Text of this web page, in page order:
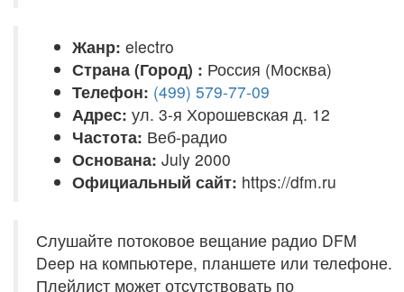
Жанр: electro
Страна (Город) : Россия (Москва)
Телефон: (499) 579-77-09
Адрес: ул. 3-я Хорошевская д. 12
Частота: Веб-радио
Основана: July 2000
Официальный сайт: https://dfm.ru
Слушайте потоковое вещание радио DFM
Deep на компьютере, планшете или телефоне.
Плейлист может отсутствовать по